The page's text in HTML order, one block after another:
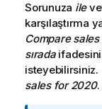
Sorunuza ile
karşılaştırma
Compare
sırada ifadesini
isteyebilirsiniz.
sales for 2020.